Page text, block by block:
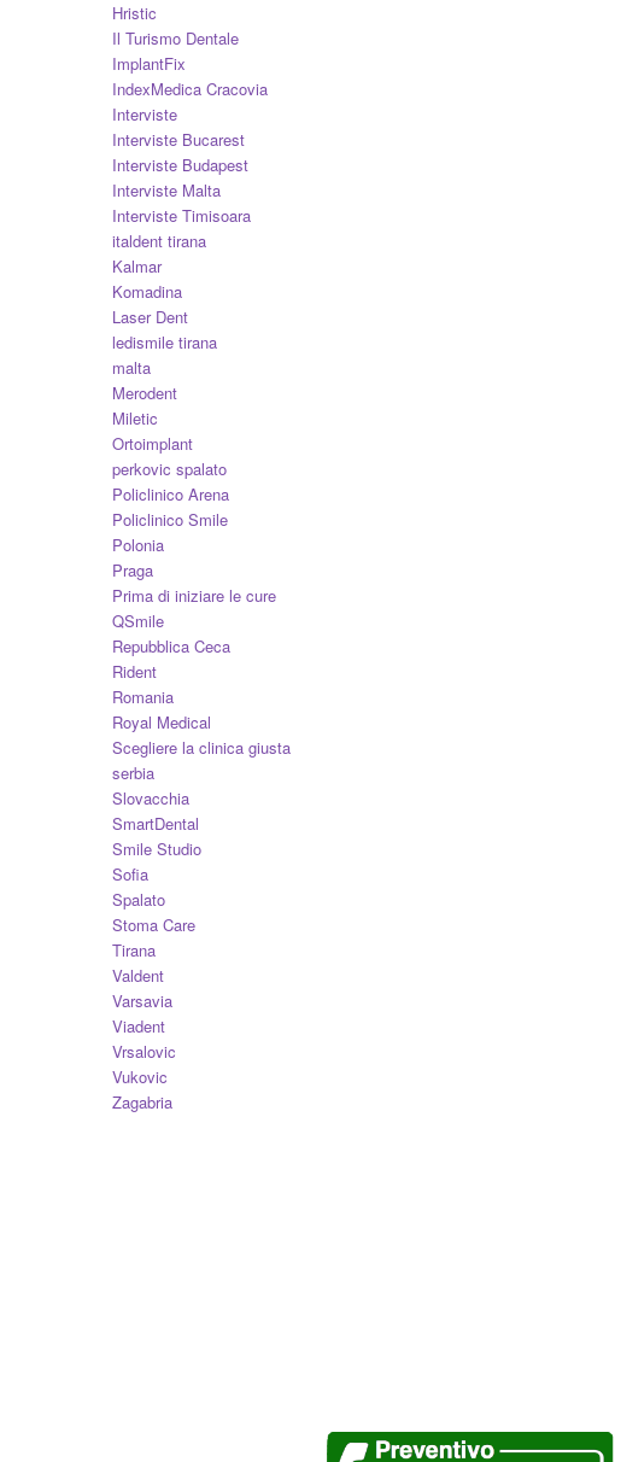
Hristic
Il Turismo Dentale
ImplantFix
IndexMedica Cracovia
Interviste
Interviste Bucarest
Interviste Budapest
Interviste Malta
Interviste Timisoara
italdent tirana
Kalmar
Komadina
Laser Dent
ledismile tirana
malta
Merodent
Miletic
Ortoimplant
perkovic spalato
Policlinico Arena
Policlinico Smile
Polonia
Praga
Prima di iniziare le cure
QSmile
Repubblica Ceca
Rident
Romania
Royal Medical
Scegliere la clinica giusta
serbia
Slovacchia
SmartDental
Smile Studio
Sofia
Spalato
Stoma Care
Tirana
Valdent
Varsavia
Viadent
Vrsalovic
Vukovic
Zagabria